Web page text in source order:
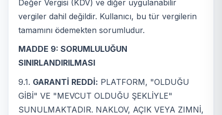
Değer Vergisi (KDV) ve diğer uygulanabilir
vergiler dahil değildir. Kullanıcı, bu tür vergilerin
tamamını ödemekten sorumludur.
MADDE 9: SORUMLULUĞUN
SINIRLANDIRILMASI
9.1. GARANTİ REDDİ: PLATFORM, "OLDUĞU
GİBİ" VE "MEVCUT OLDUĞU ŞEKLİYLE"
SUNULMAKTADIR. NAKLOV, AÇIK VEYA ZIMNİ,